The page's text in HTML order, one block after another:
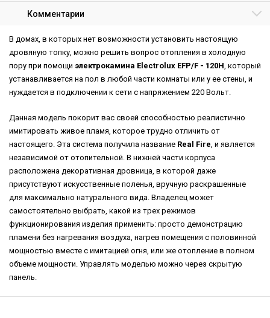
Комментарии
В домах, в которых нет возможности установить настоящую
дровяную топку, можно решить вопрос отопления в холодную
пору при помощи электрокамина Electrolux EFP/F - 120Н, который
устанавливается на пол в любой части комнаты или у ее стены, и
нуждается в подключении к сети с напряжением 220 Вольт.
Данная модель покорит вас своей способностью реалистично
имитировать живое пламя, которое трудно отличить от
настоящего. Эта система получила название Real Fire, и является
независимой от отопительной. В нижней части корпуса
расположена декоративная дровница, в которой даже
присутствуют искусственные поленья, вручную раскрашенные
для максимально натурального вида. Владелец может
самостоятельно выбрать, какой из трех режимов
функционирования изделия применить: просто демонстрацию
пламени без нагревания воздуха, нагрев помещения с половинной
мощностью вместе с имитацией огня, или же отопление в полном
объеме мощности. Управлять моделью можно через скрытую
панель.